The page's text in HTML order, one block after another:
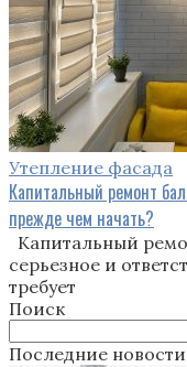
Утепление фасада
Капитальный ремонт
прежде чем начать?
Капитальный
серьезное и
требует
Поиск
Последние новости